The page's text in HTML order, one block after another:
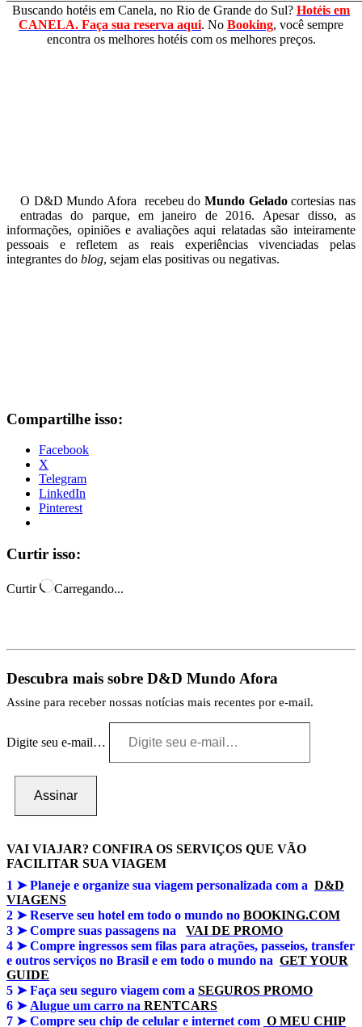
Buscando hotéis em Canela, no Rio de Grande do Sul? Hotéis em
CANELA. Faça sua reserva aqui. No Booking, você sempre
encontra os melhores hotéis com os melhores preços.
O D&D Mundo Afora recebeu do Mundo Geladocortesias nas
entradas do parque, em janeiro de 2016. Apesar disso, as
informações, opiniões e avaliações aqui relatadassão inteiramente
pessoais e refletem as reais experiências vivenciadas pelas
integrantes do blog, sejam elas positivas ou negativas.
Compartilhe isso:
Facebook
X
Telegram
LinkedIn
Pinterest
Curtir isso:
Curtir Carregando...
Descubra mais sobre D&D Mundo Afora
Assine para receber nossas notícias mais recentes por e-mail.
Digite seu e-mail…
Assinar
VAI VIAJAR? CONFIRA OS SERVIÇOS QUE VÃO
FACILITAR SUA VIAGEM
1 ➤Planeje e organize sua viagem personalizada com a D&D
VIAGENS
2 ➤ Reserve seu hotel em todo o mundo no BOOKING.COM
3 ➤Compre suas passagens na
VAI DE PROMO
4 ➤Compre ingressos sem filas para atrações, passeios, transfer
e outros serviços no Brasil e em todo o mundo na GET YOUR
GUIDE
5 ➤Faça seu seguro viagem com a SEGUROS PROMO
6 ➤ Alugue um carro na RENTCARS
7 ➤Compre seu chip de celular e internet com O MEU CHIP